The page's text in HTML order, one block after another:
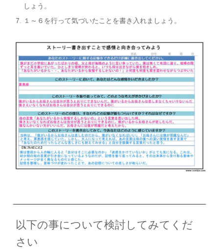
しょう。
１～６を行って気づいたことを書き入れましょう。
以下の事について検討してみてくだ
さい